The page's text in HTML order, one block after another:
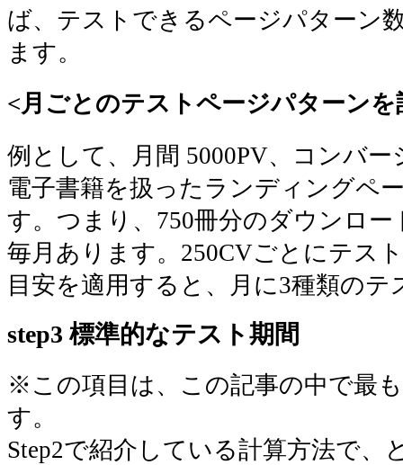
ば、テストできるページパターン
ます。
<月ごとのテストページパターンを
例として、月間 5000PV、コンバ
電子書籍を扱ったランディングペ
す。つまり、750冊分のダウンロ
毎月あります。250CVごとにテス
目安を適用すると、月に3種類の
step3 標準的なテスト期間
※この項目は、この記事の中で最
す。
Step2で紹介している計算方法で、